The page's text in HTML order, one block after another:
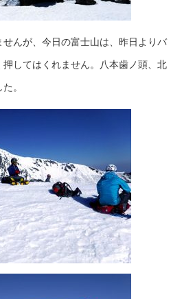
んが、今日の富士山は、昨日よりバ
してはくれません。八本歯ノ頭、北
。